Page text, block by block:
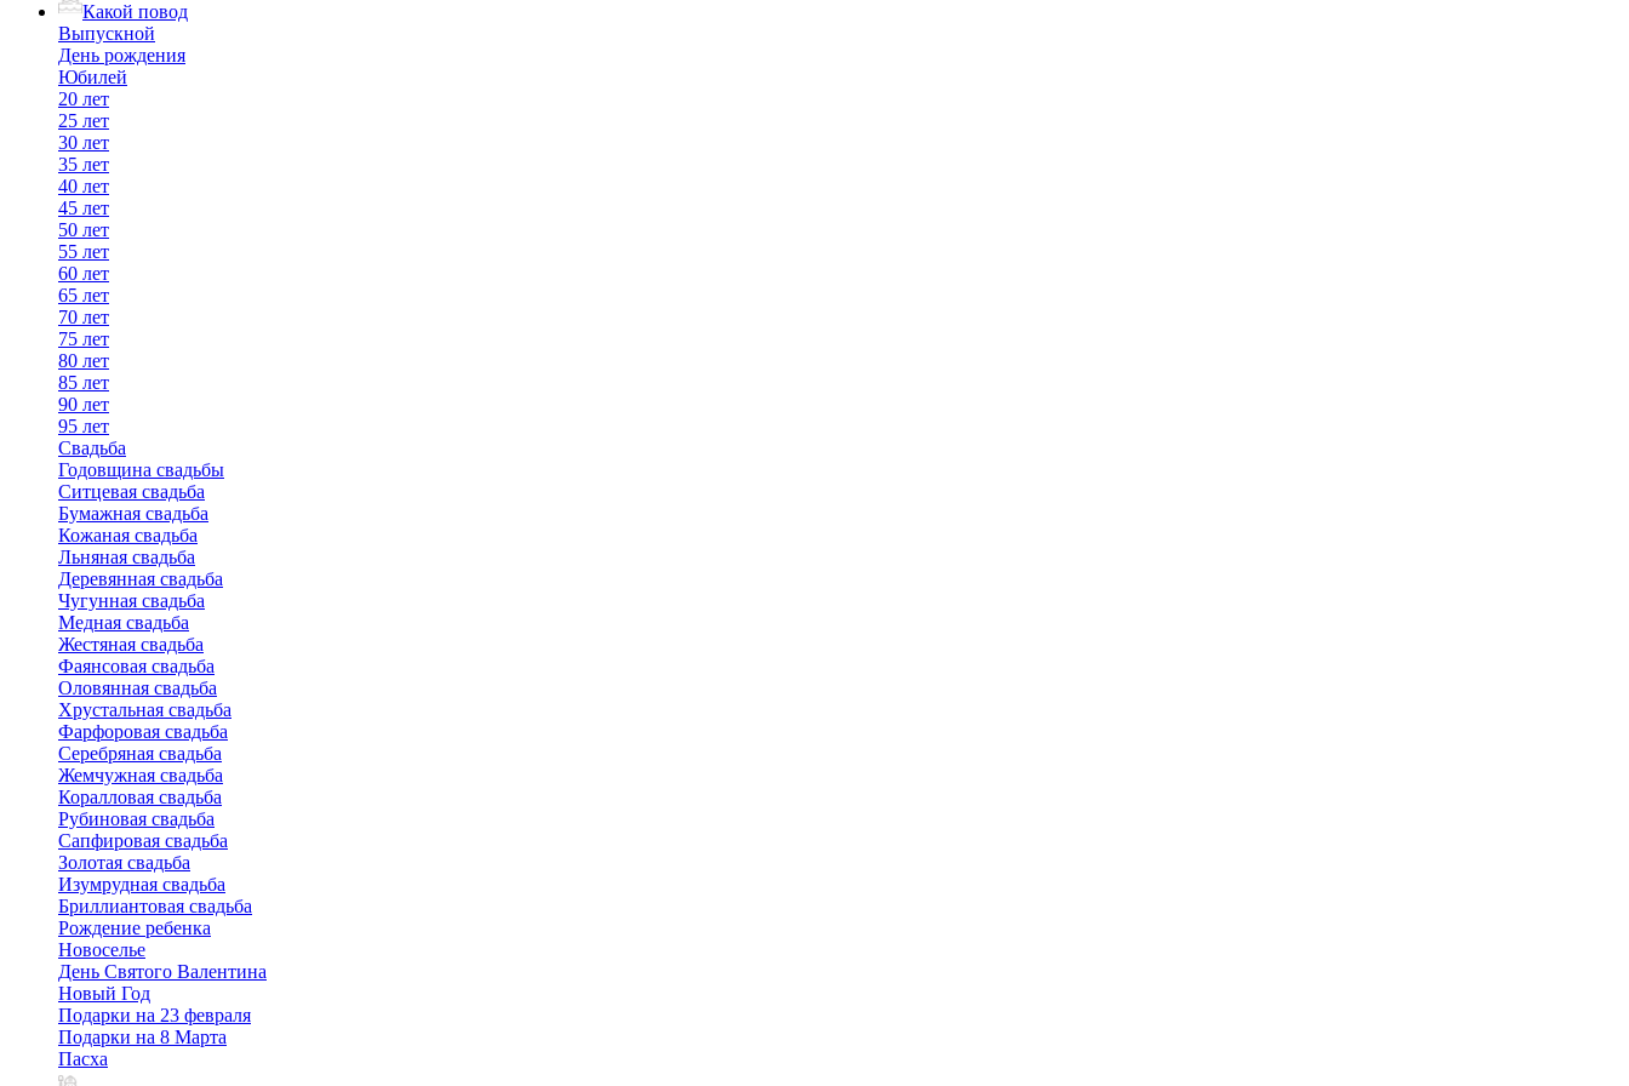
Какой повод
Выпускной
День рождения
Юбилей
20 лет
25 лет
30 лет
35 лет
40 лет
45 лет
50 лет
55 лет
60 лет
65 лет
70 лет
75 лет
80 лет
85 лет
90 лет
95 лет
Свадьба
Годовщина свадьбы
Ситцевая свадьба
Бумажная свадьба
Кожаная свадьба
Льняная свадьба
Деревянная свадьба
Чугунная свадьба
Медная свадьба
Жестяная свадьба
Фаянсовая свадьба
Оловянная свадьба
Хрустальная свадьба
Фарфоровая свадьба
Серебряная свадьба
Жемчужная свадьба
Коралловая свадьба
Рубиновая свадьба
Сапфировая свадьба
Золотая свадьба
Изумрудная свадьба
Бриллиантовая свадьба
Рождение ребенка
Новоселье
День Святого Валентина
Новый Год
Подарки на 23 февраля
Подарки на 8 Марта
Пасха